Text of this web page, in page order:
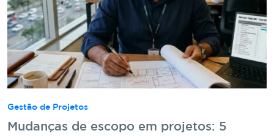
Gestão de Projetos
Mudanças de escopo em projetos: 5